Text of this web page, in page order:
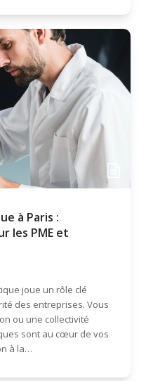
à Paris :
les PME et
joue un rôle clé
des entreprises. Vous
ou une collectivité
sont au cœur de vos
à la…